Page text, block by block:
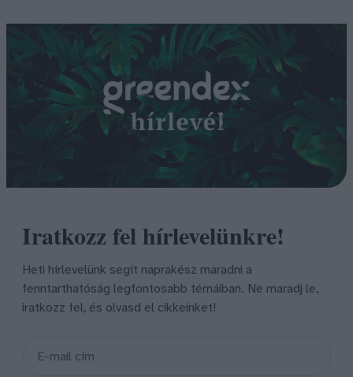
Iratkozz fel hírlevelünkre!
Heti hírlevelünk segít naprakész maradni a
fenntarthatóság legfontosabb témáiban. Ne maradj le,
iratkozz fel, és olvasd el cikkeinket!